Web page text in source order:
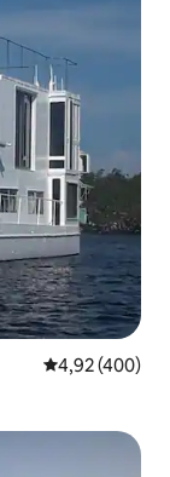
4,92 de uma
4,92 (400)